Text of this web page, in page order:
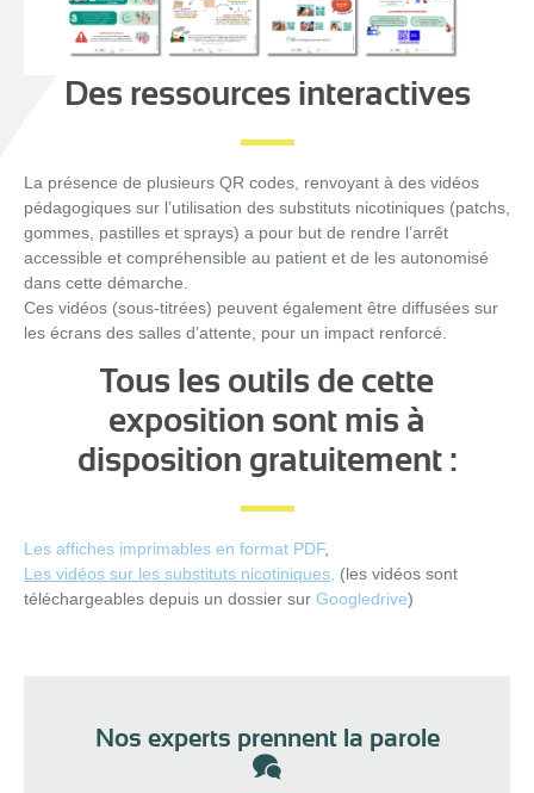
Des ressources interactives
La présence de plusieurs QR codes, renvoyant à des vidéos
pédagogiques sur l’utilisation des substituts nicotiniques (patchs,
gommes, pastilles et sprays) a pour but de rendre l’arrêt
accessible et compréhensible au patient et de les autonomisé
dans cette démarche.
Ces vidéos (sous-titrées) peuvent également être diffusées sur
les écrans des salles d’attente, pour un impact renforcé.
Tous les outils de cette
exposition sont mis à
disposition gratuitement :
Les affiches imprimables en format PDF,
Les vidéos sur les substituts nicotiniques (les vidéos sont
téléchargeables depuis un dossier sur Googledrive)
Nos experts prennent la parole